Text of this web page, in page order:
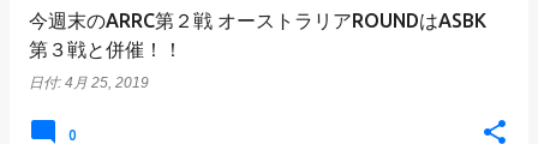
今週末のARRC第２戦 オーストラリアROUNDはASBK
第３戦と併催！！
日付: 4月 25, 2019
0